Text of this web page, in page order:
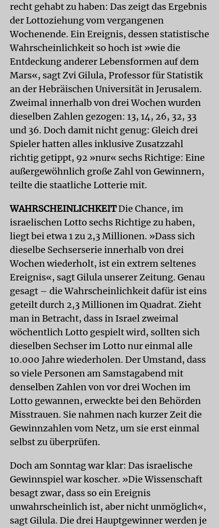
recht gehabt zu haben: Das zeigt das Ergebnis
der Lottoziehung vom vergangenen
Wochenende. Ein Ereignis, dessen statistische
Wahrscheinlichkeit so hoch ist »wie die
Entdeckung anderer Lebensformen auf dem
Mars«, sagt Zvi Gilula, Professor für Statistik
an der Hebräischen Universität in Jerusalem.
Zweimal innerhalb von drei Wochen wurden
dieselben Zahlen gezogen: 13, 14, 26, 32, 33
und 36. Doch damit nicht genug: Gleich drei
Spieler hatten alles inklusive Zusatzzahl
richtig getippt, 92 »nur« sechs Richtige: Eine
außergewöhnlich große Zahl von Gewinnern,
teilte die staatliche Lotterie mit.
WAHRSCHEINLICHKEITDie Chance, im
israelischen Lotto sechs Richtige zu haben,
liegt bei etwa 1 zu 2,3 Millionen. »Dass sich
dieselbe Sechserserie innerhalb von drei
Wochen wiederholt, ist ein extrem seltenes
Ereignis«, sagt Gilula unserer Zeitung. Genau
gesagt – die Wahrscheinlichkeit dafür ist eins
geteilt durch 2,3 Millionen im Quadrat. Zieht
man in Betracht, dass in Israel zweimal
wöchentlich Lotto gespielt wird, sollten sich
dieselben Sechser im Lotto nur einmal alle
10.000 Jahre wiederholen. Der Umstand, dass
so viele Personen am Samstagabend mit
denselben Zahlen von vor drei Wochen im
Lotto gewannen, erweckte bei den Behörden
Misstrauen. Sie nahmen nach kurzer Zeit die
Gewinnzahlen vom Netz, um sie erst einmal
selbst zu überprüfen.
Doch am Sonntag war klar: Das israelische
Gewinnspiel war koscher. »Die Wissenschaft
besagt zwar, dass so ein Ereignis
unwahrscheinlich ist, aber nicht unmöglich«,
sagt Gilula. Die drei Hauptgewinner werden je